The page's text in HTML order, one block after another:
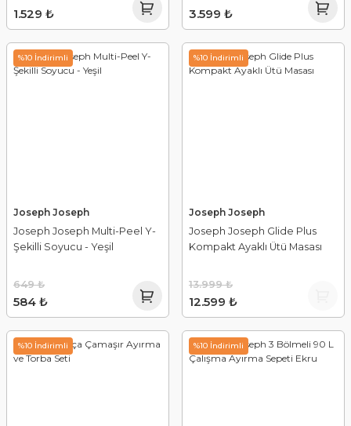
1.529 ₺ 3.599 ₺
%10 İndirimli
Joseph Joseph
Joseph Joseph Multi-Peel Y-
Şekilli Soyucu - Yeşil
584 ₺
649 ₺
%10 İndirimli
Joseph Joseph
Joseph Joseph Glide Plus
Kompakt Ayaklı Ütü Masası
12.599 ₺
13.999 ₺
%10 İndirimli %10 İndirimli